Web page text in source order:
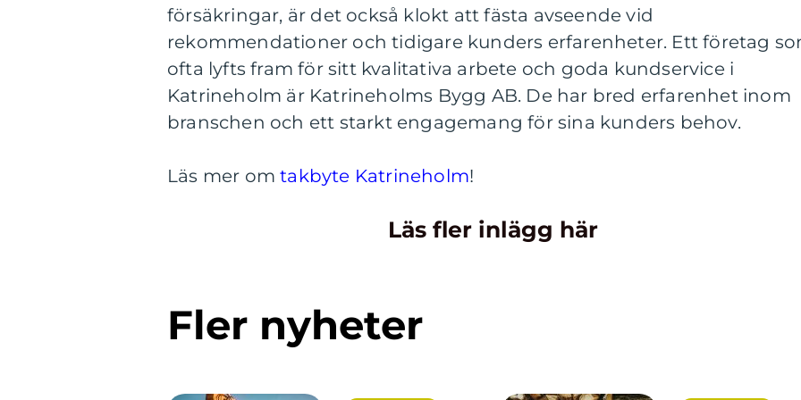
försäkringar, är det också klokt att fästa avseende vid
rekommendationer och tidigare kunders erfarenheter. Ett företag
ofta lyfts fram för sitt kvalitativa arbete och goda kundservice i
Katrineholm är Katrineholms Bygg AB. De har bred erfarenhet inom
branschen och ett starkt engagemang för sina kunders behov.
Läs mer omtakbyte Katrineholm!
Läs fler inlägg här
Fler nyheter